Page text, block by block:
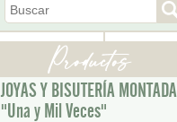
JOYAS Y BISUTERÍA MONTADA
"Una y Mil Veces"